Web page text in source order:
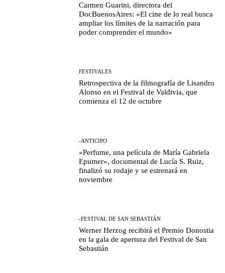
Carmen Guarini, directora del
DocBuenosAires: «El cine de lo real busca
ampliar los límites de la narración para
poder comprender el mundo»
FESTIVALES
Retrospectiva de la filmografía de Lisandro
Alonso en el Festival de Valdivia, que
comienza el 12 de octubre
-ANTICIPO
«Perfume, una película de María Gabriela
Epumer», documental de Lucía S. Ruiz,
finalizó su rodaje y se estrenará en
noviembre
-FESTIVAL DE SAN SEBASTIÁN
Werner Herzog recibirá el Premio Donostia
en la gala de apertura del Festival de San
Sebastián